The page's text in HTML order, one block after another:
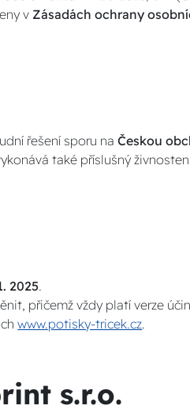
v Zásadách ochrany
řešení sporu naČeskou
také příslušný
2025.
přičemž vždy platí verze
www.potisky-tricek.cz.
s.r.o.